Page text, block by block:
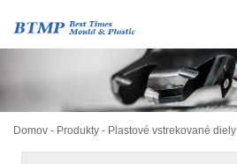
Domov - Produkty - Plastové vstrekované diely